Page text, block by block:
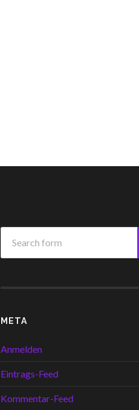
META
Anmelden
Eintrags-Feed
Kommentar-Feed